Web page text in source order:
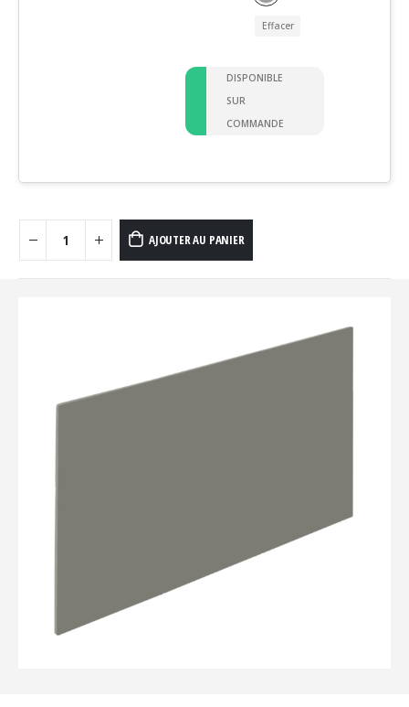
Effacer
DISPONIBLE
SUR
COMMANDE
AJOUTER AU PANIER